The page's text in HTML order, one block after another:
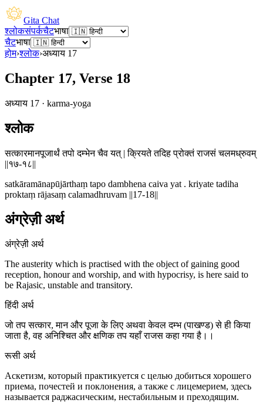
Gita Chat
श्लोकसंपर्कचैटभाषा
चैटभाषा
होम›श्लोक›अध्याय 17
Chapter 17, Verse 18
अध्याय 17 · karma-yoga
श्लोक
सत्कारमानपूजार्थं तपो दम्भेन चैव यत् | क्रियते तदिह प्रोक्तं राजसं चलमध्रुवम्
||१७-१८||
satkāramānapūjārthaṃ tapo dambhena caiva yat . kriyate tadiha
proktaṃ rājasaṃ calamadhruvam ||17-18||
अंग्रेज़ी अर्थ
अंग्रेज़ी अर्थ
The austerity which is practised with the object of gaining good
reception, honour and worship, and with hypocrisy, is here said to
be Rajasic, unstable and transitory.
हिंदी अर्थ
जो तप सत्कार, मान और पूजा के लिए अथवा केवल दम्भ (पाखण्ड) से ही किया
जाता है, वह अनिश्चित और क्षणिक तप यहाँ राजस कहा गया है।।
रूसी अर्थ
Аскетизм, который практикуется с целью добиться хорошего
приема, почестей и поклонения, а также с лицемерием, здесь
называется раджасическим, нестабильным и преходящим.